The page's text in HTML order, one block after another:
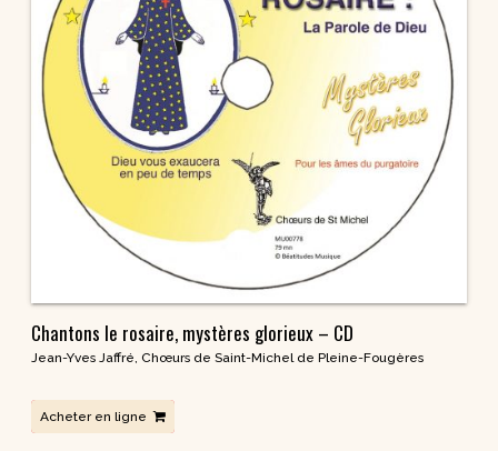
Chantons le rosaire, mystères glorieux – CD
Jean-Yves Jaffré, Chœurs de Saint-Michel de Pleine-Fougères
Acheter en ligne